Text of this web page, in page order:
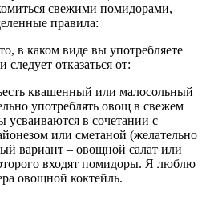
свежими помидорами,
правила:
в каком виде вы употребляете
отказаться от:
квашенный или малосольный
употреблять овощ в свежем
усваиваются в сочетании с
или сметаной (желательно
вариант – овощной салат или
входят помидоры. Я люблю
овощной коктейль.